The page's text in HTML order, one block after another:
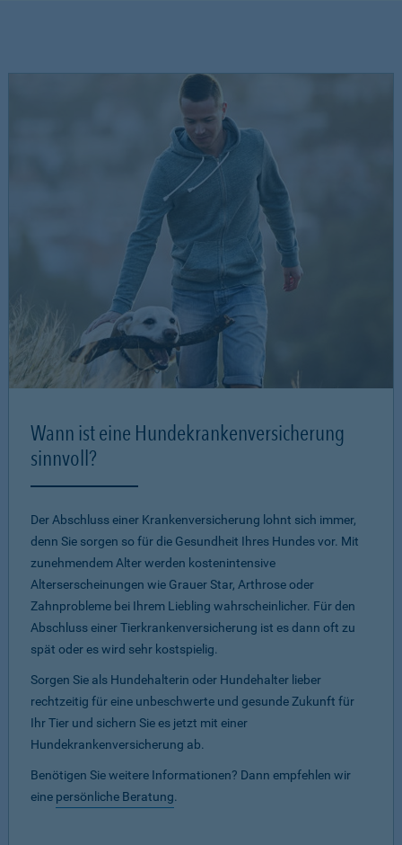
Wann ist eine Hundekrankenversicherung
sinnvoll?
Der Abschluss einer Krankenversicherung lohnt sich immer,
denn Sie sorgen so für die Gesundheit Ihres Hundes vor. Mit
zunehmendem Alter werden kostenintensive
Alterserscheinungen wie Grauer Star, Arthrose oder
Zahnprobleme bei Ihrem Liebling wahrscheinlicher. Für den
Abschluss einer Tierkrankenversicherung ist es dann oft zu
spät oder es wird sehr kostspielig.
Sorgen Sie als Hundehalterin oder Hundehalter lieber
rechtzeitig für eine unbeschwerte und gesunde Zukunft für
Ihr Tier und sichern Sie es jetzt mit einer
Hundekrankenversicherung ab.
Benötigen Sie weitere Informationen? Dann empfehlen wir
eine persönliche Beratung.